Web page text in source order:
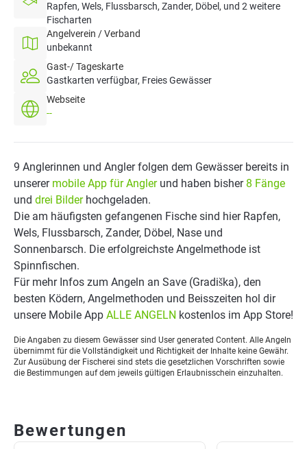
Rapfen, Wels, Flussbarsch, Zander, Döbel, und 2 weitere
Fischarten
Angelverein / Verband
unbekannt
Gast-/ Tageskarte
Gastkarten verfügbar, Freies Gewässer
Webseite
--
9 Anglerinnen und Angler folgen dem Gewässer bereits in
unserer mobile App für Anglerund haben bisher 8 Fänge
und drei Bilderhochgeladen.
Die am häufigsten gefangenen Fische sind hier Rapfen,
Wels, Flussbarsch, Zander, Döbel, Nase und
Sonnenbarsch. Die erfolgreichste Angelmethode ist
Spinnfischen.
Für mehr Infos zum Angeln an Save (Gradiška), den
besten Ködern, Angelmethoden und Beisszeiten hol dir
unsere Mobile App ALLE ANGELN kostenlos im App Store!
Die Angaben zu diesem Gewässer sind User generated Content. Alle Angeln
übernimmt für die Vollständigkeit und Richtigkeit der Inhalte keine Gewähr.
Zur Ausübung der Fischerei sind stets die gesetzlichen Vorschriften sowie
die Bestimmungen auf dem jeweils gültigen Erlaubnisschein einzuhalten.
Bewertungen